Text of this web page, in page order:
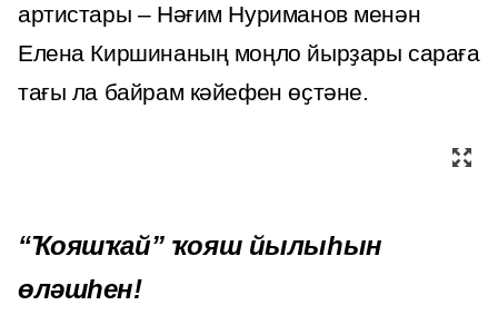
артистары – Нәғим Нуриманов менән
Елена Киршинаның моңло йырҙары сараға
тағы ла байрам кәйефен өҫтәне.
“Ҡояшҡай” ҡояш йылыһын
өләшһен!